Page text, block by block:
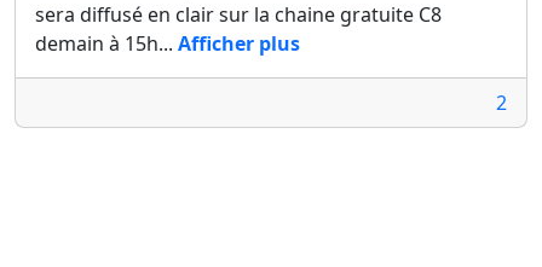
sera diffusé en clair sur la chaine gratuite C8
demain à 15h... Afficher plus
2